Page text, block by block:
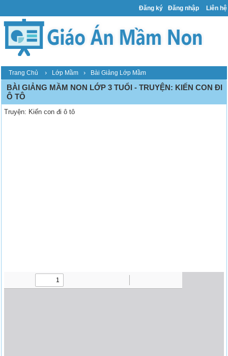
Đăng ký Đăng nhập Liên hệ
Trang Chủ › Lớp Mầm › Bài Giảng Lớp Mầm
BÀI GIẢNG MẦM NON LỚP 3 TUỔI - TRUYỆN: KIẾN CON ĐI
Ô TÔ
Truyện: Kiến con đi ô tô